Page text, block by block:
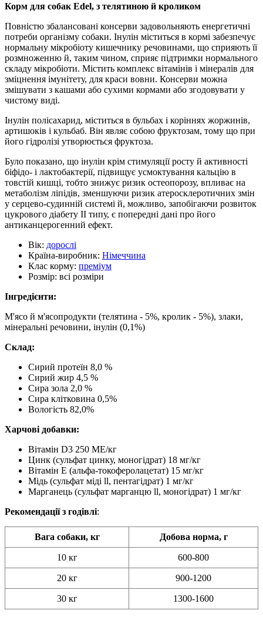
Корм для собак Edel, з телятиною й кроликом
Повністю збалансовані консерви задовольняють енергетичні
потреби організму собаки. Інулін міститься в кормі забезпечує
нормальну мікробіоту кишечнику речовинами, що сприяють її
розмноженню й, таким чином, сприяє підтримки нормального
складу мікробіоти. Містить комплекс вітамінів і мінералів для
зміцнення імунітету, для краси вовни. Консерви можна
змішувати з кашами або сухими кормами або згодовувати у
чистому виді.
Інулін полісахарид, міститься в бульбах і коріннях жоржинів,
артишоків і кульбаб. Він являє собою фруктозам, тому що при
його гідролізі утворюється фруктоза.
Було показано, що інулін крім стимуляції росту й активності
біфідо- і лактобактерії, підвищує усмоктування кальцію в
товстій кишці, тобто знижує ризик остеопорозу, впливає на
метаболізм ліпідів, зменшуючи ризик атеросклеротичних змін
у серцево-судинній системі й, можливо, запобігаючи розвиток
цукрового діабету II типу, є попередні дані про його
антиканцерогенний ефект.
Вік: дорослі
Країна-виробник: Німеччина
Клас корму: преміум
Розмір: всі розміри
Інгредієнти:
М'ясо й м'ясопродукти (телятина - 5%, кролик - 5%), злаки,
мінеральні речовини, інулін (0,1%)
Склад:
Сирий протеїн 8,0 %
Сирий жир 4,5 %
Сира зола 2,0 %
Сира клітковина 0,5%
Вологість 82,0%
Харчові добавки:
Вітамін D3 250 МЕ/кг
Цинк (сульфат цинку, моногідрат) 18 мг/кг
Вітамін Е (альфа-токоферолацетат) 15 мг/кг
Мідь (сульфат міді ll, пентагідрат) 1 мг/кг
Марганець (сульфат марганцю ll, моногідрат) 1 мг/кг
Рекомендації з годівлі:
Вага собаки, кг Добова норма, г
10 кг 600-800
20 кг 900-1200
30 кг 1300-1600